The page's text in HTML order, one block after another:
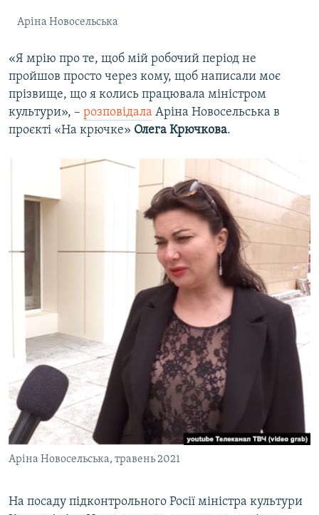
Аріна Новосельська
«Я мрію про те, щоб мій робочий період не
пройшов просто через кому, щоб написали моє
прізвище, що я колись працювала міністром
культури», – розповідала Аріна Новосельська в
проєкті «На крючке» Олега Крючкова.
Аріна Новосельська, травень 2021
На посаду підконтрольного Росії міністра культури